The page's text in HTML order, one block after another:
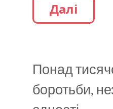
Далі
Понад
боротьби,